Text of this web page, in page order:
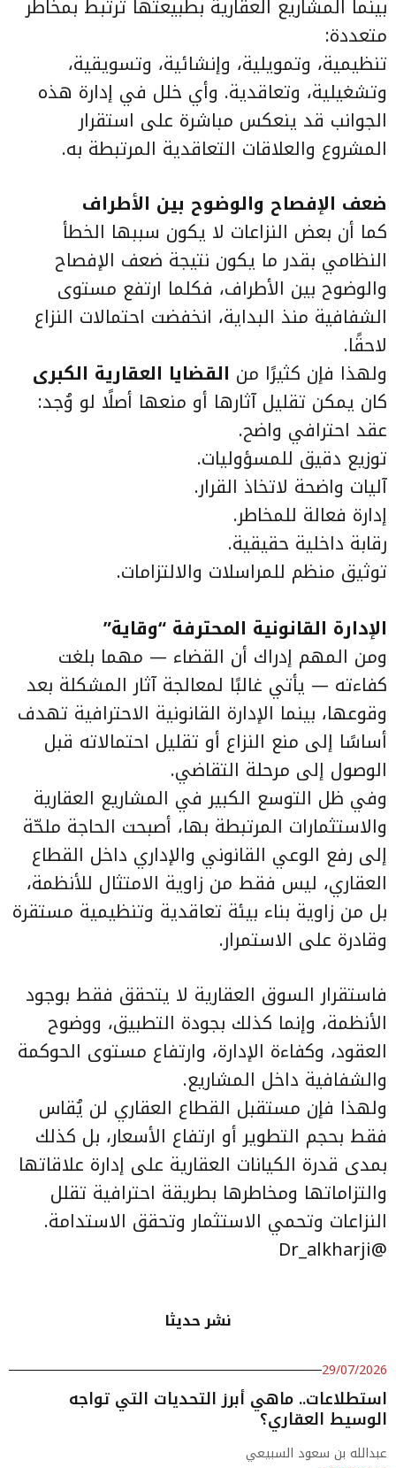
متعددة:
تنظيمية، وتمويلية، وإنشائية، وتسويقية،
وتشغيلية، وتعاقدية. وأي خلل في إدارة هذه
الجوانب قد ينعكس مباشرة على استقرار
المشروع والعلاقات التعاقدية المرتبطة به.
ضعف الإفصاح والوضوح بين الأطراف
كما أن بعض النزاعات لا يكون سببها الخطأ
النظامي بقدر ما يكون نتيجة ضعف الإفصاح
والوضوح بين الأطراف، فكلما ارتفع مستوى
الشفافية منذ البداية، انخفضت احتمالات النزاع
لاحقًا.
ولهذا فإن كثيرًا من القضايا العقارية الكبرى
كان يمكن تقليل آثارها أو منعها أصلًا لو وُجد:
عقد احترافي واضح.
توزيع دقيق للمسؤوليات.
آليات واضحة لاتخاذ القرار.
إدارة فعالة للمخاطر.
رقابة داخلية حقيقية.
توثيق منظم للمراسلات والالتزامات.
الإدارة القانونية المحترفة “وقاية”
ومن المهم إدراك أن القضاء — مهما بلغت
كفاءته — يأتي غالبًا لمعالجة آثار المشكلة بعد
وقوعها، بينما الإدارة القانونية الاحترافية تهدف
أساسًا إلى منع النزاع أو تقليل احتمالاته قبل
الوصول إلى مرحلة التقاضي.
وفي ظل التوسع الكبير في المشاريع العقارية
والاستثمارات المرتبطة بها، أصبحت الحاجة ملحّة
إلى رفع الوعي القانوني والإداري داخل القطاع
العقاري، ليس فقط من زاوية الامتثال للأنظمة،
بل من زاوية بناء بيئة تعاقدية وتنظيمية مستقرة
وقادرة على الاستمرار.
فاستقرار السوق العقارية لا يتحقق فقط بوجود
الأنظمة، وإنما كذلك بجودة التطبيق، ووضوح
العقود، وكفاءة الإدارة، وارتفاع مستوى الحوكمة
والشفافية داخل المشاريع.
ولهذا فإن مستقبل القطاع العقاري لن يُقاس
فقط بحجم التطوير أو ارتفاع الأسعار، بل كذلك
بمدى قدرة الكيانات العقارية على إدارة علاقاتها
والتزاماتها ومخاطرها بطريقة احترافية تقلل
النزاعات وتحمي الاستثمار وتحقق الاستدامة.
@
Dr_alkharji
نشر حديثا
29/07/2026
استطلاعات.. ماهي أبرز التحديات التي تواجه
الوسيط العقاري؟
عبدالله بن سعود السبيعي